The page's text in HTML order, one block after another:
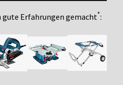
gute Erfahrungen gemacht*: